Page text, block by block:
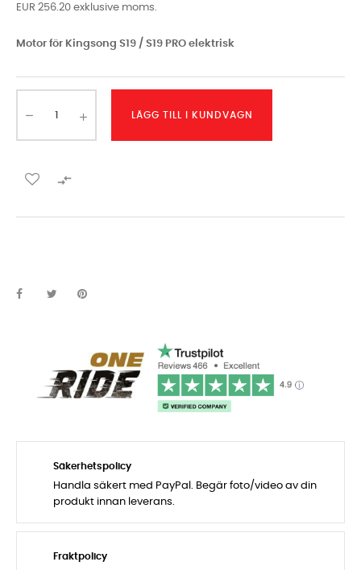
EUR 256.20 exklusive moms.
Motor för Kingsong S19 / S19 PRO elektrisk
LÄGG TILL I KUNDVAGN

Säkerhetspolicy
Handla säkert med PayPal. Begär foto/video av din
produkt innan leverans.
Fraktpolicy